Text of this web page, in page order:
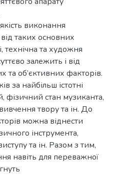
виконання
таких основних
технічна та художня
залежить і від
та об’єктивних факторів.
за найбільш істотні
стан музиканта,
твору та ін. До
можна віднести
інструмента,
та ін. Разом з тим,
навіть для переважної